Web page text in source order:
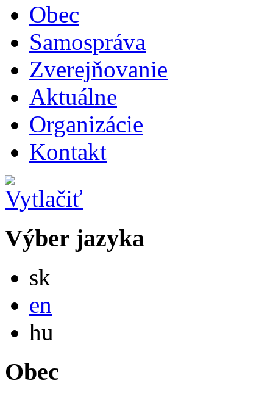
Obec
Samospráva
Zverejňovanie
Aktuálne
Organizácie
Kontakt
Výber jazyka
sk
en
hu
Obec